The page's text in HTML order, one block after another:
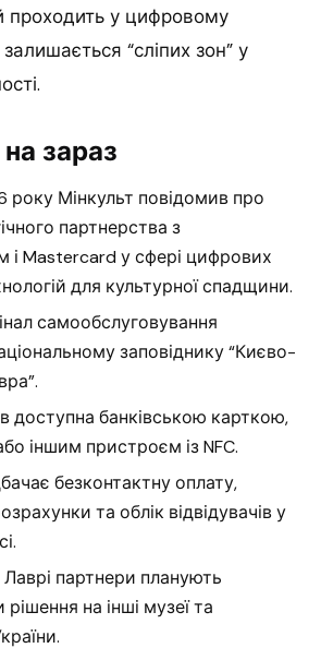
проходить у цифровому
“сліпих зон” у
зараз
року Мінкульт повідомив про
партнерства з
і Mastercard у сфері цифрових
для культурної спадщини.
самообслуговування
заповіднику “Києво-
доступна банківською карткою,
іншим пристроєм із NFC.
безконтактну оплату,
та облік відвідувачів у
Лаврі партнери планують
на інші музеї та